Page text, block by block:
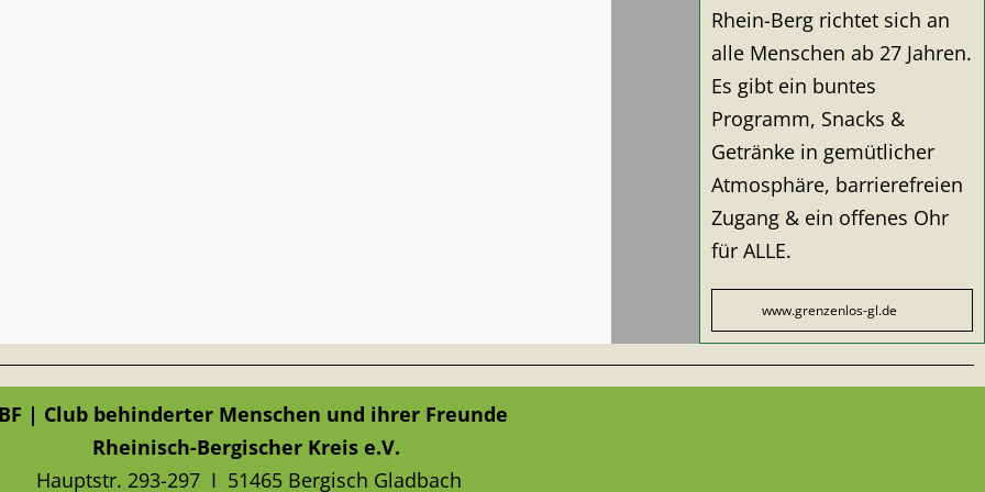
Rhein-Berg richtet sich an
alle Menschen ab 27 Jahren.
Es gibt ein buntes
Programm, Snacks &
Getränke in gemütlicher
Atmosphäre, barrierefreien
Zugang & ein offenes Ohr
für ALLE.
www.grenzenlos-gl.de
| Club behinderter Menschen und ihrer Freunde
Rheinisch-Bergischer Kreis e.V.
Hauptstr. 293-297 I 51465 Bergisch Gladbach